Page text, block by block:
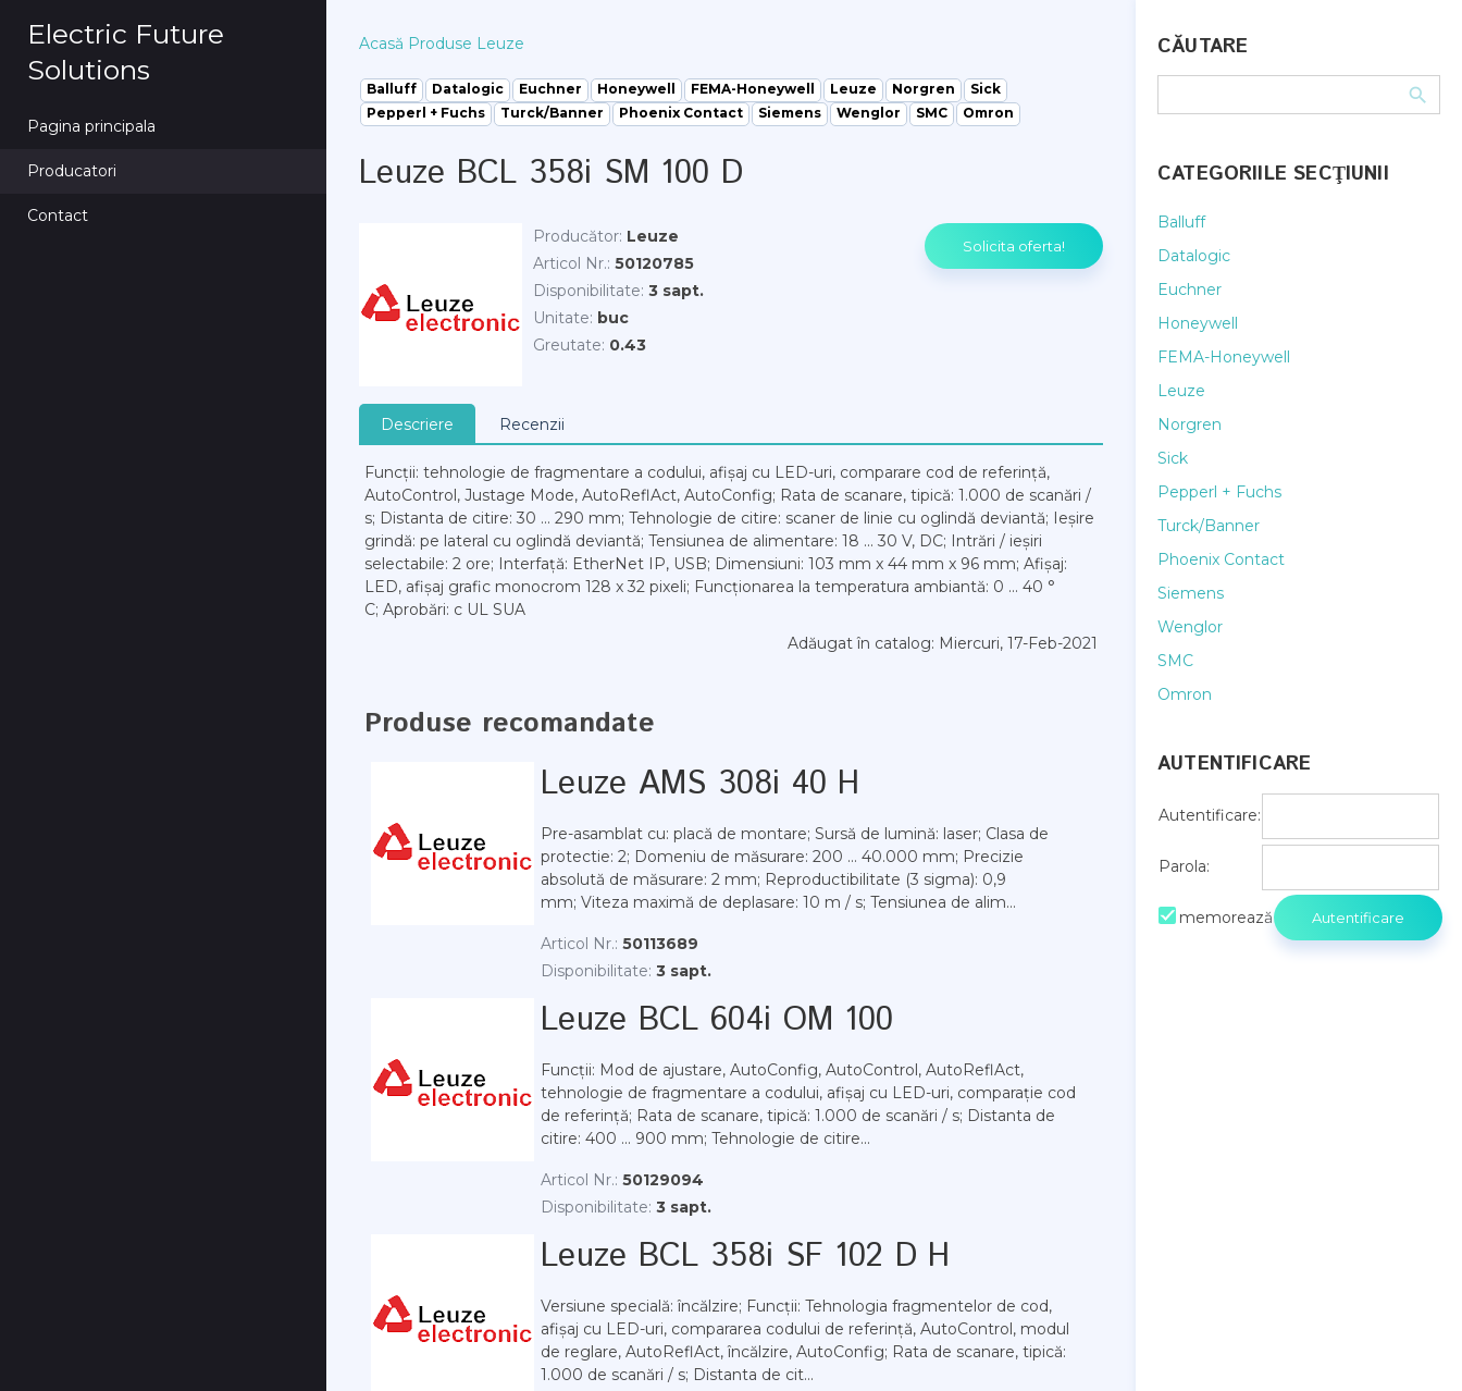
Electric Future
Solutions
Pagina principala
Producatori
Contact
Acasă Produse Leuze
Balluff Datalogic Euchner Honeywell FEMA-Honeywell Leuze Norgren
Sick
Pepperl + Fuchs
Turck/Banner Phoenix Contact Siemens Wenglor SMC Omron
Leuze BCL 358i SM 100 D
Producător: Leuze
Articol Nr.: 50120785
Disponibilitate: 3 sapt.
Unitate: buc
Greutate: 0.43
Descriere Recenzii
Funcții: tehnologie de fragmentare a codului, afișaj cu LED-uri, comparare cod de referință,
AutoControl, Justage Mode, AutoReflAct, AutoConfig; Rata de scanare, tipică: 1.000 de scanări /
s; Distanta de citire: 30 ... 290 mm; Tehnologie de citire: scaner de linie cu oglindă deviantă; Ieșire
grindă: pe lateral cu oglindă deviantă; Tensiunea de alimentare: 18 ... 30 V, DC; Intrări / ieșiri
selectabile: 2 ore; Interfață: EtherNet IP, USB; Dimensiuni: 103 mm x 44 mm x 96 mm; Afișaj:
LED, afișaj grafic monocrom 128 x 32 pixeli; Funcționarea la temperatura ambiantă: 0 ... 40 °
C; Aprobări: c UL SUA
Adăugat în catalog: Miercuri, 17-Feb-2021
Produse recomandate
Leuze AMS 308i 40 H
Pre-asamblat cu: placă de montare; Sursă de lumină: laser; Clasa de
protectie: 2; Domeniu de măsurare: 200 ... 40.000 mm; Precizie
absolută de măsurare: 2 mm; Reproductibilitate (3 sigma): 0,9
mm; Viteza maximă de deplasare: 10 m / s; Tensiunea de alim...
Articol Nr.: 50113689
Disponibilitate: 3 sapt.
Leuze BCL 604i OM 100
Funcții: Mod de ajustare, AutoConfig, AutoControl, AutoReflAct,
tehnologie de fragmentare a codului, afișaj cu LED-uri, comparație cod
de referință; Rata de scanare, tipică: 1.000 de scanări / s; Distanta de
citire: 400 ... 900 mm; Tehnologie de citire...
Articol Nr.: 50129094
Disponibilitate: 3 sapt.
Leuze BCL 358i SF 102 D H
Versiune specială: încălzire; Funcții: Tehnologia fragmentelor de cod,
afișaj cu LED-uri, compararea codului de referință, AutoControl, modul
de reglare, AutoReflAct, încălzire, AutoConfig; Rata de scanare, tipică:
1.000 de scanări / s; Distanta de cit...
CĂUTARE
CATEGORIILE SECŢIUNII
Balluff
Datalogic
Euchner
Honeywell
FEMA-Honeywell
Leuze
Norgren
Sick
Pepperl + Fuchs
Turck/Banner
Phoenix Contact
Siemens
Wenglor
SMC
Omron
AUTENTIFICARE
Autentificare:
Parola:
memorează